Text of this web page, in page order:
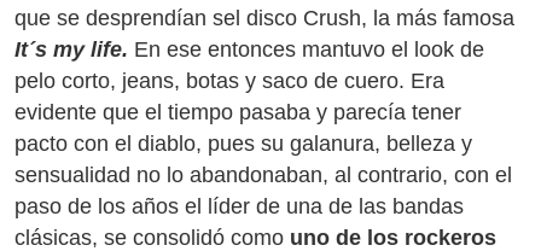
que se desprendían sel disco Crush, la más famosa
It´s my life. En ese entonces mantuvo el look de
pelo corto, jeans, botas y saco de cuero. Era
evidente que el tiempo pasaba y parecía tener
pacto con el diablo, pues su galanura, belleza y
sensualidad no lo abandonaban, al contrario, con el
paso de los años el líder de una de las bandas
clásicas, se consolidó como uno de los rockeros